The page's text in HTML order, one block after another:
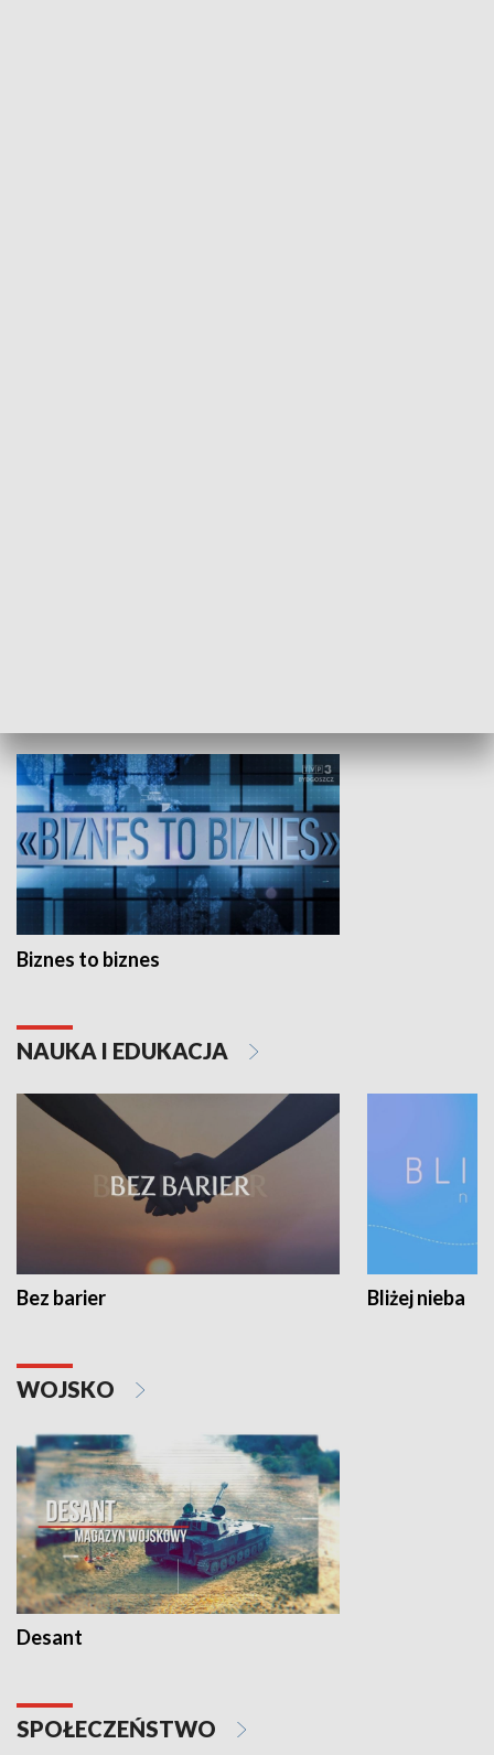
Biznes to biznes
NAUKA I EDUKACJA
Bez barier Bliżej nieba
WOJSKO
Desant
SPOŁECZEŃSTWO